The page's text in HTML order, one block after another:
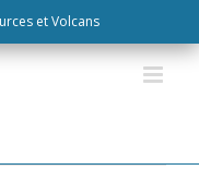
et Volcans